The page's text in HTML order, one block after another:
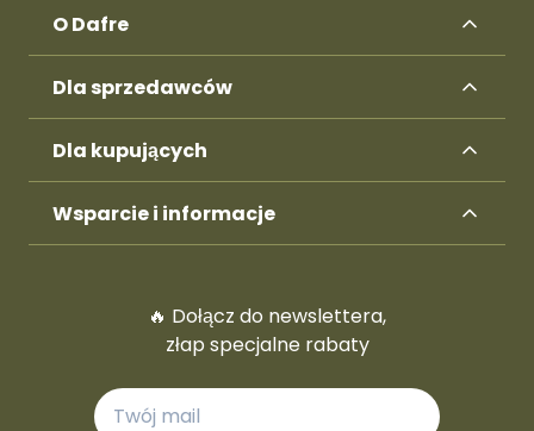
O Dafre
Dla sprzedawców
Dla kupujących
Wsparcie i informacje
🔥 Dołącz do newslettera,
złap specjalne rabaty